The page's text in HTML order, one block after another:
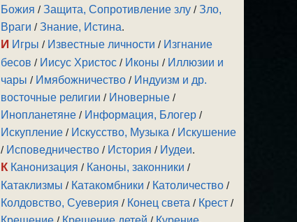
Божия /Защита, Сопротивление злу /Зло,
Враги /Знание, Истина.
И Игры / Известные личности / Изгнание
бесов / Иисус Христос / Иконы / Иллюзии и
чары / Имябожничество / Индуизм и др.
восточные религии / Иноверные /
Инопланетяне / Информация, Блогер /
Искупление / Искусство, Музыка / Искушение
/ Исповедничество / История / Иудеи.
К Канонизация / Каноны, законники /
Катаклизмы / Катакомбники / Католичество /
Колдовство, Суеверия / Конец света / Крест /